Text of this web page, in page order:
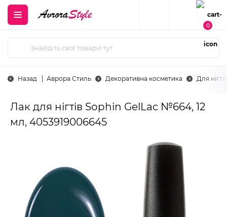
0
Назад Аврора Стиль Декоративна косметика Для нігтів
Лак для нігтів Sophin GelLac №664, 12
мл, 4053919006645